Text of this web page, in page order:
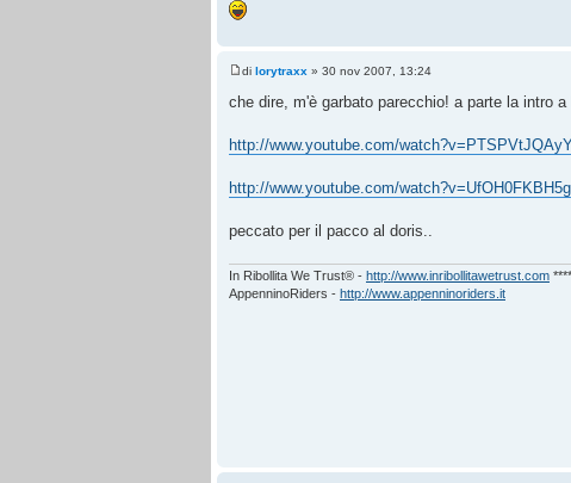
di lorytraxx » 30 nov 2007, 13:24
che dire, m'è garbato parecchio! a parte la intro
http://www.youtube.com/
http://www.youtube.com/watch?v=UfOH0FKBH5g
peccato per il pacco al doris..
In Ribollita We Trust® - http://www.inribollitawetrust.com
AppenninoRiders - http://www.appenninoriders.it